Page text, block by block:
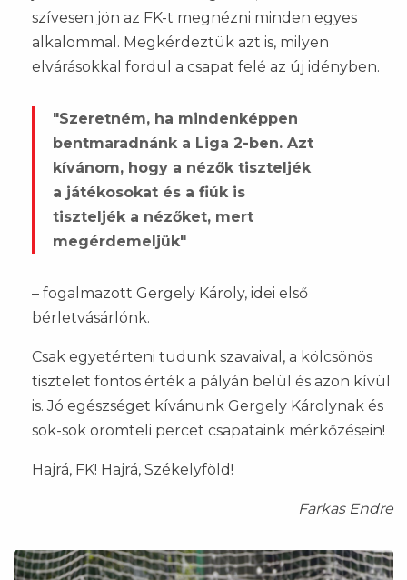
szívesen jön az FK-t megnézni minden egyes
alkalommal. Megkérdeztük azt is, milyen
elvárásokkal fordul a csapat felé az új idényben.
"Szeretném, ha mindenképpen
bentmaradnánk a Liga 2-ben. Azt
kívánom, hogy a nézők tiszteljék
a játékosokat és a fiúk is
tiszteljék a nézőket, mert
megérdemeljük"
– fogalmazott Gergely Károly, idei első
bérletvásárlónk.
Csak egyetérteni tudunk szavaival, a kölcsönös
tisztelet fontos érték a pályán belül és azon kívül
is. Jó egészséget kívánunk Gergely Károlynak és
sok-sok örömteli percet csapataink mérkőzésein!
Hajrá, FK! Hajrá, Székelyföld!
Farkas Endre